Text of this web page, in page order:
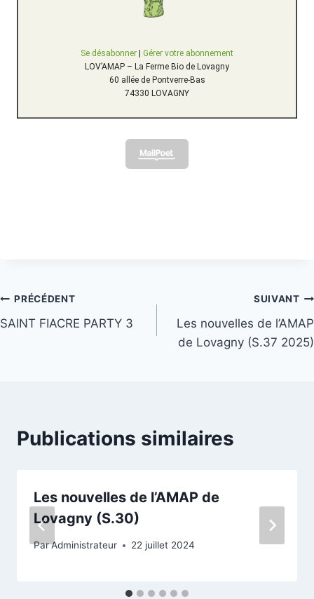
Se désabonner | Gérer votre abonnement
LOV’AMAP – La Ferme Bio de Lovagny
60 allée de Pontverre-Bas
74330 LOVAGNY
Navigation
de
PRÉCÉDENT
SAINT FIACRE PARTY 3
SUIVANT
Les nouvelles de l’AMAP
de Lovagny (S.37 2025)
Publications similaires
Les nouvelles de l’AMAP de
Lovagny (S.30)
ParAdministrateur 22 juillet 2024